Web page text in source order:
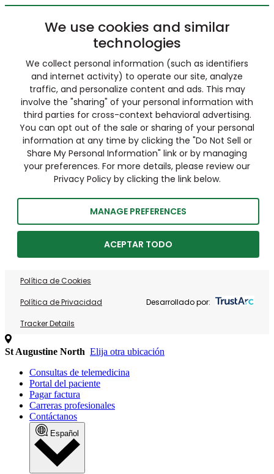
We use cookies and similar
technologies
We collect personal information (such as identifiers
and internet activity) to operate our site, analyze
traffic, and personalize content and ads. This may
involve the "sharing" of your personal information with
third parties for cross-context behavioral advertising.
You can opt out of the sale or sharing of your personal
information at any time by clicking the "Do Not Sell or
Share My Personal Information" link or by managing
your preferences. For more details, please review our
Privacy Policy by clicking the link below.
MANAGE PREFERENCES
ACEPTAR TODO
Política de Cookies
Política de Privacidad
Tracker Details
Desarrollado por:
St Augustine North Elija otra ubicación
Consultas de telemedicina
Portal del paciente
Pagar factura
Carreras profesionales
Contáctanos
Español